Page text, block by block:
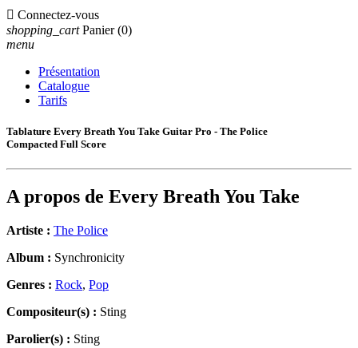
 Connectez-vous
shopping_cart Panier (0)
menu
Présentation
Catalogue
Tarifs
Tablature Every Breath You Take Guitar Pro - The Police
Compacted Full Score
A propos de Every Breath You Take
Artiste : The Police
Album : Synchronicity
Genres : Rock, Pop
Compositeur(s) : Sting
Parolier(s) : Sting